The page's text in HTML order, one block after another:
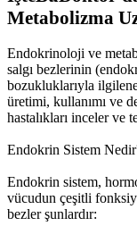
Metabolizma
Endokrinoloji ve
salgı bezlerinin
bozukluklarıyla
üretimi, kullanımı ve
hastalıkları inceler ve
Endokrin Sistem
Endokrin sistem,
vücudun çeşitli
bezler şunlardır: